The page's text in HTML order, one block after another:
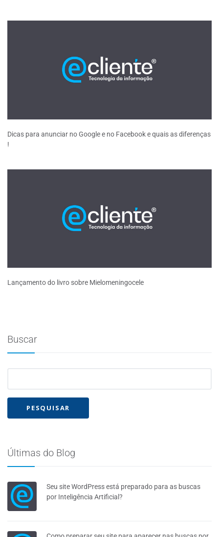
Dicas para anunciar no Google e no Facebook e quais as diferenças
!
Lançamento do livro sobre Mielomeningocele
Buscar
Últimas do Blog
Seu site WordPress está preparado para as buscas
por Inteligência Artificial?